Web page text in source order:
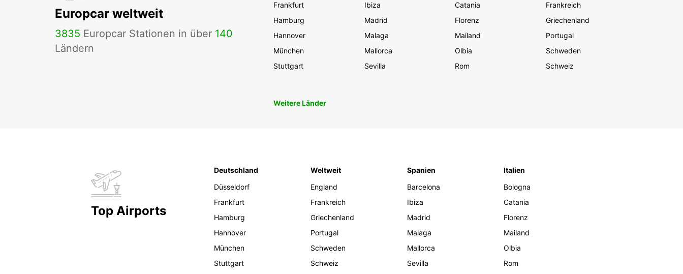
Europcar weltweit
3835 Europcar Stationen in über 140
Ländern
Frankfurt
Hamburg
Hannover
München
Stuttgart
Ibiza
Madrid
Malaga
Mallorca
Sevilla
Catania
Florenz
Mailand
Olbia
Rom
Frankreich
Griechenland
Portugal
Schweden
Schweiz
Weitere Länder
Top Airports
Deutschland
Düsseldorf
Frankfurt
Hamburg
Hannover
München
Stuttgart
Weltweit
England
Frankreich
Griechenland
Portugal
Schweden
Schweiz
Spanien
Barcelona
Ibiza
Madrid
Malaga
Mallorca
Sevilla
Italien
Bologna
Catania
Florenz
Mailand
Olbia
Rom